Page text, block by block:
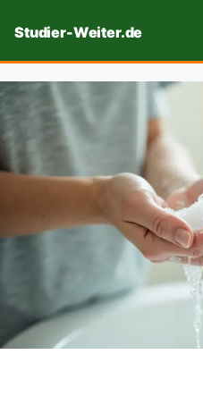
Inhalt
Studier-Weiter.de